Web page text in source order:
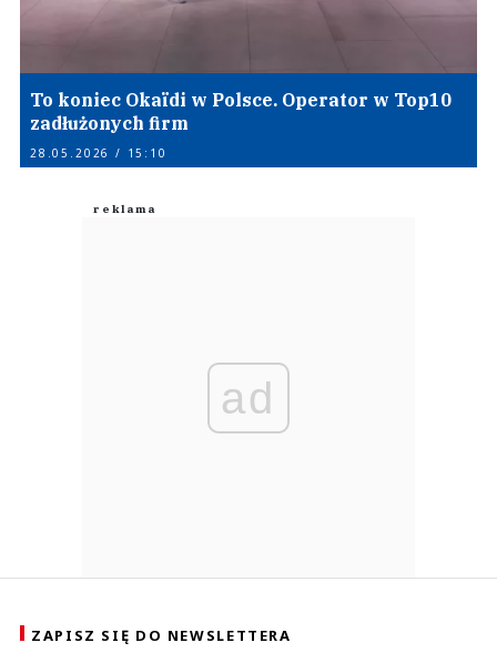
To koniec Okaïdi w Polsce. Operator w Top10
zadłużonych firm
28.05.2026 / 15:10
ad
ZAPISZ SIĘ DO NEWSLETTERA